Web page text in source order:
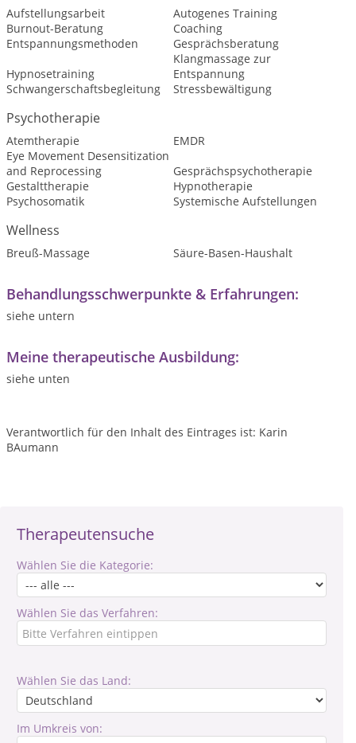
Therapeutensuche
Wählen Sie die Kategorie:
Wählen Sie das Verfahren:
Wählen Sie das Land:
Im Umkreis von:
Aufstellungsarbeit
Autogenes Training
Burnout-Beratung
Coaching
Entspannungsmethoden
Gesprächsberatung
Hypnosetraining
Klangmassage zur
Entspannung
Schwangerschaftsbegleitung
Stressbewältigung
Psychotherapie
Atemtherapie
EMDR
Eye Movement Desensitization
and Reprocessing
Gesprächspsychotherapie
Gestalttherapie
Hypnotherapie
Psychosomatik
Systemische Aufstellungen
Wellness
Breuß-Massage Säure-Basen-Haushalt
Behandlungsschwerpunkte & Erfahrungen:
siehe untern
Meine therapeutische Ausbildung:
siehe unten
Verantwortlich für den Inhalt des Eintrages ist: Karin
BAumann